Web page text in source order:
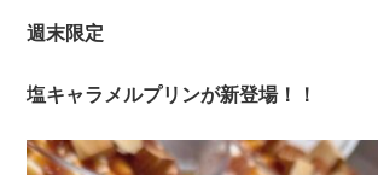
o
k
週末限定
塩キャラメルプリンが新登場！！